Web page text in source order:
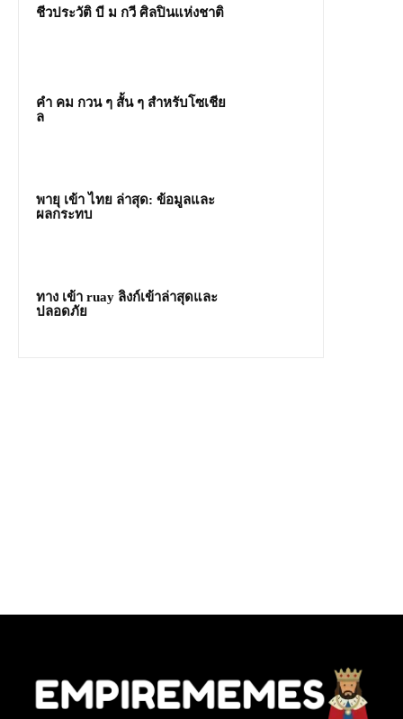
ชีวประวัติ บี ม กวี ศิลปินแห่งชาติ
คํา คม กวน ๆ สั้น ๆ สำหรับโซเชีย
ล
พายุ เข้า ไทย ล่าสุด: ข้อมูลและ
ผลกระทบ
ทาง เข้า ruay ลิงก์เข้าล่าสุดและ
ปลอดภัย